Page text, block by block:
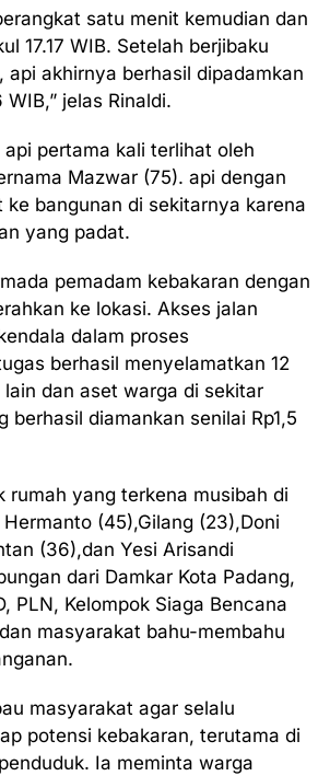
satu menit kemudian dan
17.17 WIB. Setelah berjibaku
api akhirnya berhasil dipadamkan
WIB,” jelas Rinaldi.
api pertama kali terlihat oleh
Mazwar (75). api dengan
bangunan di sekitarnya karena
yang padat.
pemadam kebakaran dengan
ke lokasi. Akses jalan
dalam proses
berhasil menyelamatkan 12
dan aset warga di sekitar
berhasil diamankan senilai Rp1,5
rumah yang terkena musibah di
(45),Gilang (23),Doni
(36),dan Yesi Arisandi
dari Damkar Kota Padang,
PLN, Kelompok Siaga Bencana
masyarakat bahu-membahu
masyarakat agar selalu
potensi kebakaran, terutama di
Ia meminta warga